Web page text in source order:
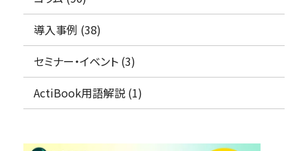
導入事例 (38)
セミナー・イベント (3)
ActiBook用語解説 (1)